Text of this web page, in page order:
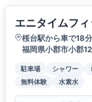
エニタイムフ
桜台駅から車で18分
福岡県小郡市小郡
駐車場 シャワー
無料体験
水素水